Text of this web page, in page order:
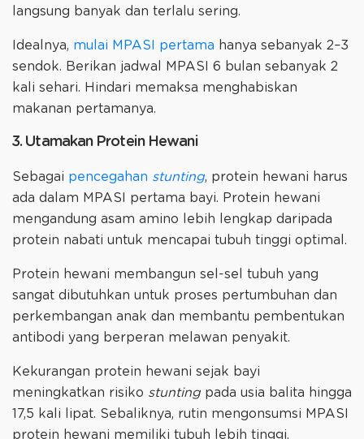
langsung banyak dan terlalu sering.
Idealnya, mulai MPASI pertama hanya sebanyak 2–3
sendok. Berikan jadwal MPASI 6 bulan sebanyak 2
kali sehari. Hindari memaksa menghabiskan
makanan pertamanya.
3. Utamakan Protein Hewani
Sebagai pencegahan stunting, protein hewani harus
ada dalam MPASI pertama bayi. Protein hewani
mengandung asam amino lebih lengkap daripada
protein nabati untuk mencapai tubuh tinggi optimal.
Protein hewani membangun sel-sel tubuh yang
sangat dibutuhkan untuk proses pertumbuhan dan
perkembangan anak dan membantu pembentukan
antibodi yang berperan melawan penyakit.
Kekurangan protein hewani sejak bayi
meningkatkan risiko stunting pada usia balita hingga
17,5 kali lipat. Sebaliknya, rutin mengonsumsi MPASI
protein hewani memiliki tubuh lebih tinggi.